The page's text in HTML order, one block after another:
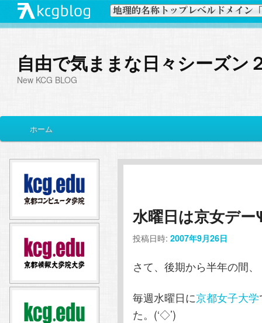
自由で気ままな日々シーズン
New KCG BLOG
イ
メ
イ
ン
コ
ン
サ
ブ
コ
ン
テ
ホーム
水曜日は京女デ
投稿日時: 2007年9月26日
さて、後期から半年の間、
毎週水曜日に京都女子大学
た。(‘◇’)ゞ